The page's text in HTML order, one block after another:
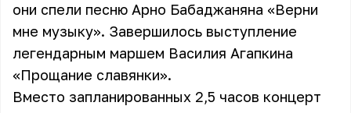
они спели песню Арно Бабаджаняна «Верни
мне музыку». Завершилось выступление
легендарным маршем Василия Агапкина
«Прощание славянки».
Вместо запланированных 2,5 часов концерт